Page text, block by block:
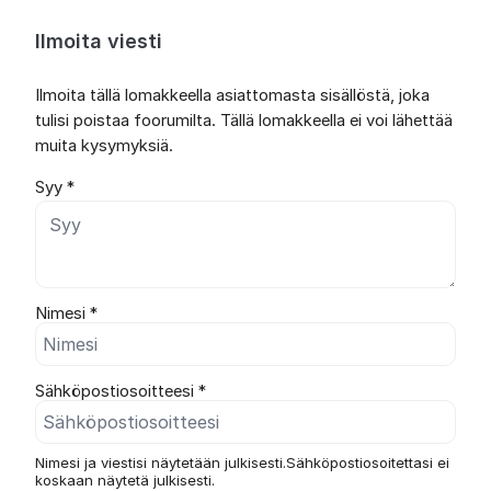
Ilmoita viesti
Ilmoita tällä lomakkeella asiattomasta sisällöstä, joka
tulisi poistaa foorumilta. Tällä lomakkeella ei voi lähettää
muita kysymyksiä.
Syy *
Nimesi *
Sähköpostiosoitteesi *
Nimesi ja viestisi näytetään julkisesti.Sähköpostiosoitettasi ei
koskaan näytetä julkisesti.